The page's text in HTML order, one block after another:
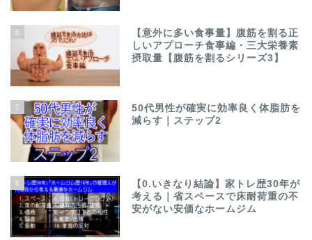
6
【意外に多い食事量】腹筋を割る正
しいアプローチ食事編・三大栄養素
摂取量【腹筋を割るシリーズ3】
7
50代男性が確実に効率良く体脂肪を
減らす｜ステップ2
8
【0.いきなり結論】家トレ歴30年が
考える｜省スペースで床耐荷重の不
安がない安価なホームジム